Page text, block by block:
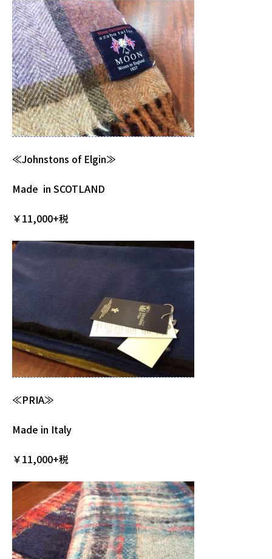
≪Johnstons of Elgin≫
Made in SCOTLAND
￥11,000+税
≪PRIA≫
Made in Italy
￥11,000+税